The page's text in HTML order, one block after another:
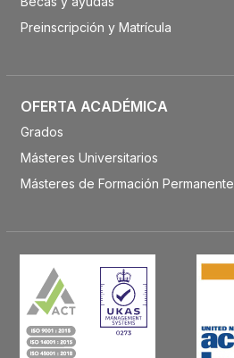
Preinscripción y Matrícula
OFERTA ACADÉMICA
Grados
Másteres Universitarios
Másteres de Formación Permanente